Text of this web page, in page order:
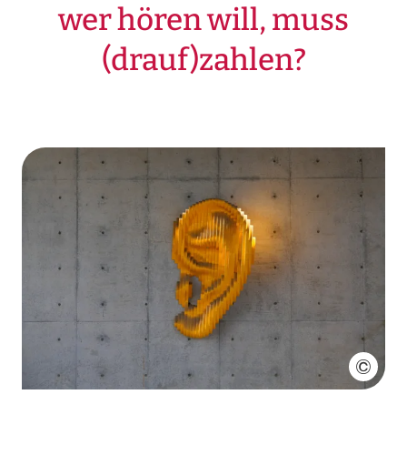
wer hören will, muss
(drauf)zahlen?